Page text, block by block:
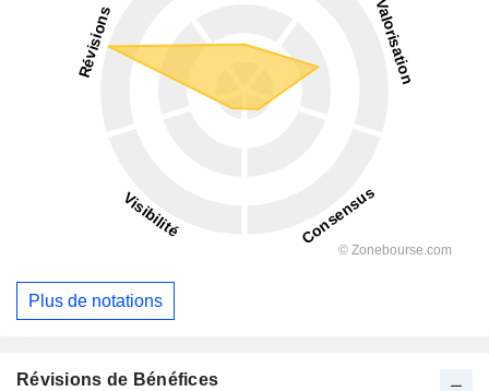
Plus de notations
Révisions de Bénéfices